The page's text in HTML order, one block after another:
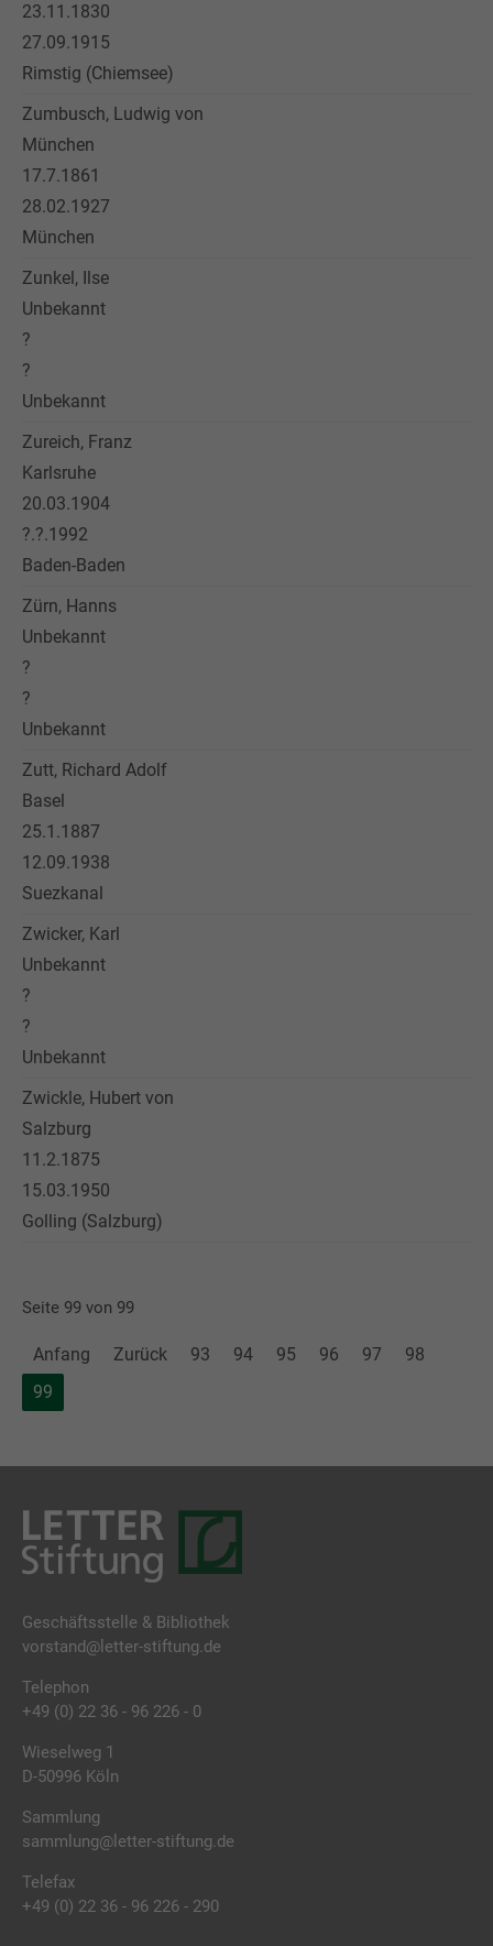
23.11.1830
27.09.1915
Rimstig (Chiemsee)
Zumbusch, Ludwig von
München
17.7.1861
28.02.1927
München
Zunkel, Ilse
Unbekannt
?
?
Unbekannt
Zureich, Franz
Karlsruhe
20.03.1904
?.?.1992
Baden-Baden
Zürn, Hanns
Unbekannt
?
?
Unbekannt
Zutt, Richard Adolf
Basel
25.1.1887
12.09.1938
Suezkanal
Zwicker, Karl
Unbekannt
?
?
Unbekannt
Zwickle, Hubert von
Salzburg
11.2.1875
15.03.1950
Golling (Salzburg)
Seite 99 von 99
Anfang Zurück 93 94 95 96 97
98
99
Geschäftsstelle & Bibliothek
vorstand@letter-stiftung.de
Telephon
+49 (0) 22 36 - 96 226 - 0
Wieselweg 1
D-50996 Köln
Sammlung
sammlung@letter-stiftung.de
Telefax
+49 (0) 22 36 - 96 226 - 290